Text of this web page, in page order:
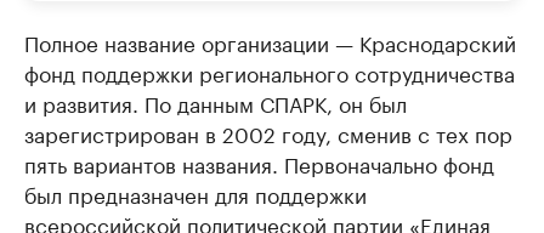
Полное название организации — Краснодарский
фонд поддержки регионального сотрудничества
и развития. По данным СПАРК, он был
зарегистрирован в 2002 году, сменив с тех пор
пять вариантов названия. Первоначально фонд
был предназначен для поддержки
всероссийской политической партии «Единая